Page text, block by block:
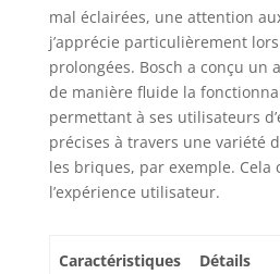
mal éclairées, une attention
j’apprécie particulièrement
prolongées. Bosch a conçu un
de manière fluide la
permettant à ses utilisateurs
précises à travers une variété
les briques, par exemple.
l’expérience utilisateur.
Caractéristiques Détails